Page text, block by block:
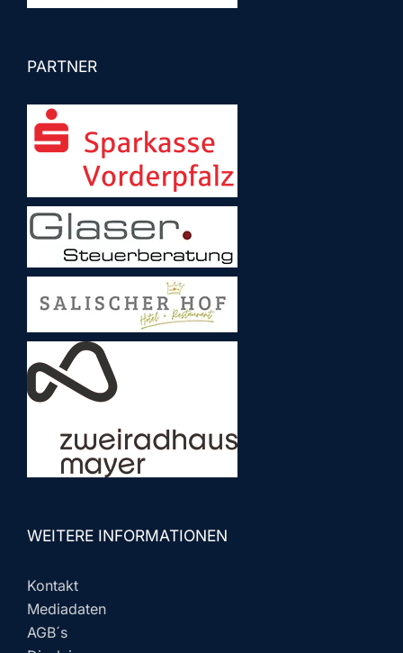
PARTNER
WEITERE INFORMATIONEN
Kontakt
Mediadaten
AGB´s